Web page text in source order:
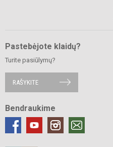
Pastebėjote klaidų?
Turite pasiūlymų?
RAŠYKITE
Bendraukime